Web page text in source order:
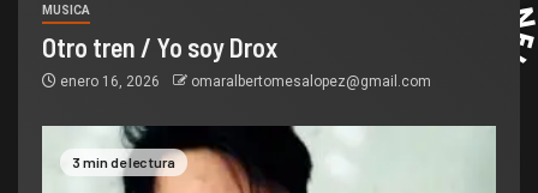
MUSICA
Otro tren / Yo soy Drox
enero 16, 2026 omaralbertomesalopez@gmail.com
3 min de lectura